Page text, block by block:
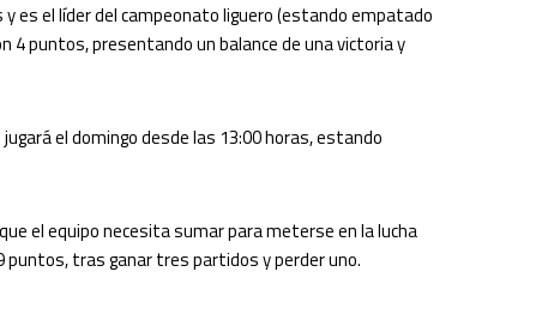
es el líder del campeonato liguero (estando empatado
4 puntos, presentando un balance de una victoria y
el domingo desde las 13:00 horas, estando
el equipo necesita sumar para meterse en la lucha
puntos, tras ganar tres partidos y perder uno.